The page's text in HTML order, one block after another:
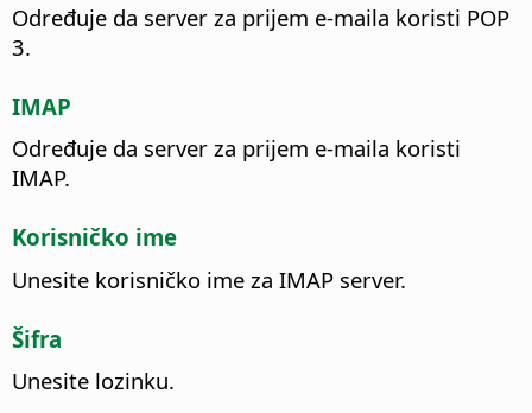
Određuje da server za prijem e-maila koristi POP
3.
IMAP
Određuje da server za prijem e-maila koristi
IMAP.
Korisničko ime
Unesite korisničko ime za IMAP server.
Šifra
Unesite lozinku.